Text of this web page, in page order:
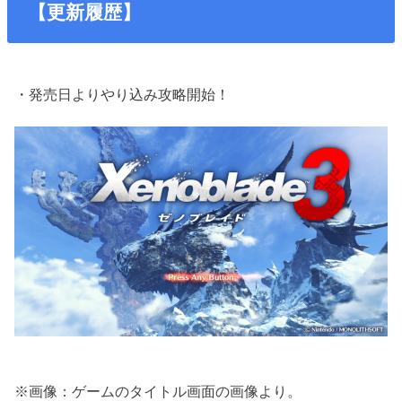
【更新履歴】
・発売日よりやり込み攻略開始！
※画像：ゲームのタイトル画面の画像より。